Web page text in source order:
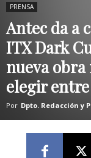
PRENSA
Antec da a
ITX Dark
nueva
elegir
Por Dpto. Redacción y